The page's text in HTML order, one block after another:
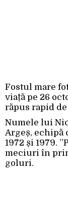
Fostul mare
viață pe 26
răpus rapid
Numele lui
Argeș, echipă
1972 și 1979.
meciuri în
goluri.